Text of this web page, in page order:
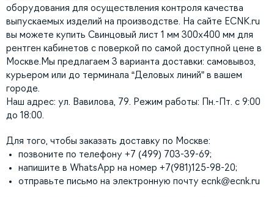
оборудования для осуществления контроля качества
выпускаемых изделий на производстве. На сайте ECNK.ru
вы можете купить Свинцовый лист 1 мм 300х400 мм для
рентген кабинетов с поверкой по самой доступной цене в
Москве.Мы предлагаем 3 варианта доставки: самовывоз,
курьером или до терминала “Деловых линий” в вашем
городе.
Наш адрес: ул. Вавилова, 79. Режим работы: Пн.-Пт. с 9:00
до 18:00.
Для того, чтобы заказать доставку по Москве:
позвоните по телефону +7 (499) 703-39-69;
напишите в WhatsApp на номер +7(981)125-98-20;
отправьте письмо на электронную почту ecnk@ecnk.ru